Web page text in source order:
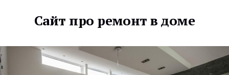
Сайт про ремонт в доме